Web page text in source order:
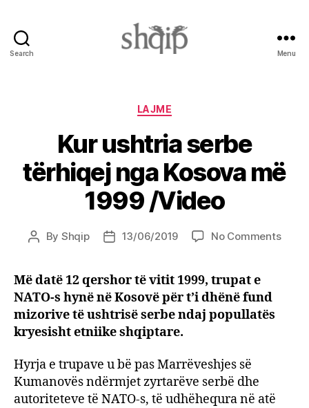
Search Menu
Categories
LAJME
Kur ushtria serbe
tërhiqej nga Kosova më
1999 /Video
Post
By Shqip
Post13/06/2019 No Commentson
Më datë 12 qershor të vitit 1999, trupat e
NATO-s hynë në Kosovë për t’i dhënë fund
mizorive të ushtrisë serbe ndaj popullatës
kryesisht etniike shqiptare.
Hyrja e trupave u bë pas Marrëveshjes së
Kumanovës ndërmjet zyrtarëve serbë dhe
autoriteteve të NATO-s, të udhëhequra në atë